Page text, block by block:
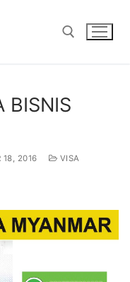
BISNIS
18, 2016
VISA